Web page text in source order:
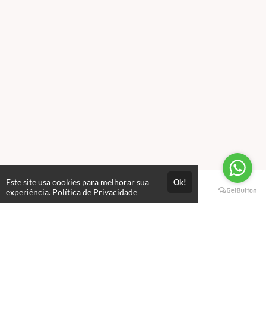
Páginas
Este site usa cookies para melhorar sua
experiência. Política de Privacidade
Ok!